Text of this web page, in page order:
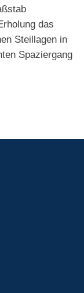
das
Steillagen in
Spaziergang